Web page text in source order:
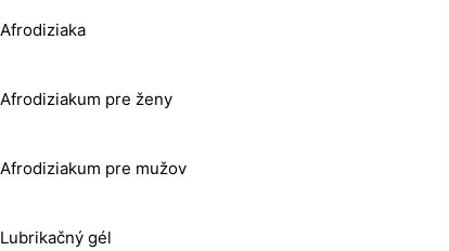
Afrodiziaka
Afrodiziakum pre ženy
Afrodiziakum pre mužov
Lubrikačný gél